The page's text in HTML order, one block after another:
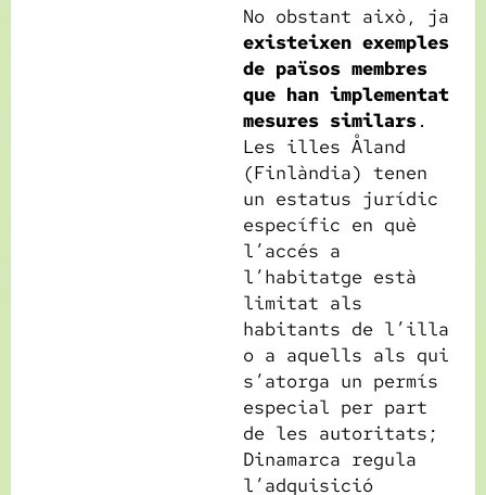
No obstant això, ja
existeixen exemples
de països membres
que han implementat
mesures similars.
Les illes Åland
(Finlàndia) tenen
un estatus jurídic
específic en què
l’accés a
l’habitatge està
limitat als
habitants de l’illa
o a aquells als qui
s’atorga un permís
especial per part
de les autoritats;
Dinamarca regula
l’adquisició